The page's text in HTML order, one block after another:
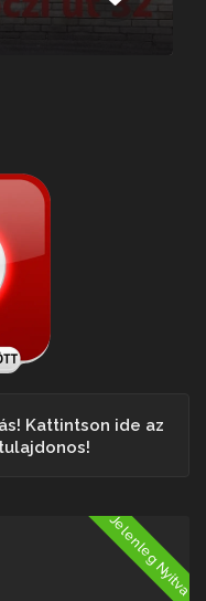
Kattintson ide az
Jelenleg Nyitva